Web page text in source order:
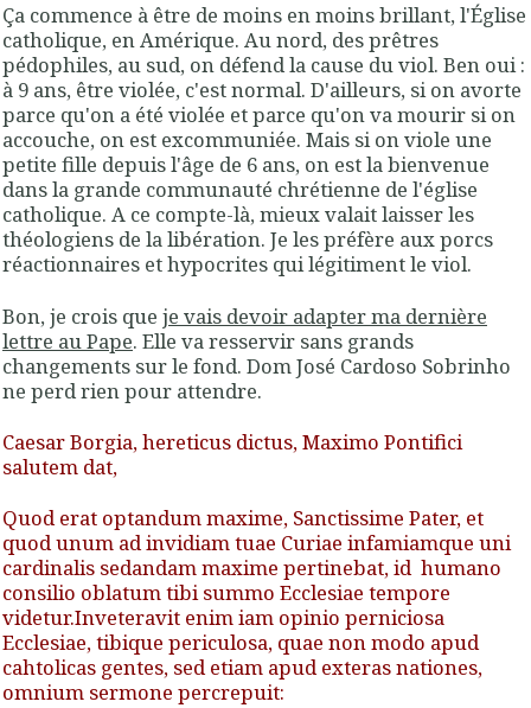
Ça commence à être de moins en moins brillant, l'Église
catholique, en Amérique. Au nord, des prêtres
pédophiles, au sud, on défend la cause du viol. Ben oui :
à 9 ans, être violée, c'est normal. D'ailleurs, si on avorte
parce qu'on a été violée et parce qu'on va mourir si on
accouche, on est excommuniée. Mais si on viole une
petite fille depuis l'âge de 6 ans, on est la bienvenue
dans la grande communauté chrétienne de l'église
catholique. A ce compte-là, mieux valait laisser les
théologiens de la libération. Je les préfère aux porcs
réactionnaires et hypocrites qui légitiment le viol.
Bon, je crois que je vais devoir adapter ma dernière
lettre au Pape. Elle va resservir sans grands
changements sur le fond. Dom José Cardoso Sobrinho
ne perd rien pour attendre.
Caesar Borgia, hereticus dictus, Maximo Pontifici
salutem dat,
Quod erat optandum maxime, Sanctissime Pater, et
quod unum ad invidiam tuae Curiae infamiamque uni
cardinalis sedandam maxime pertinebat, id humano
consilio oblatum tibi summo Ecclesiae tempore
videtur.Inveteravit enim iam opinio perniciosa
Ecclesiae, tibique periculosa, quae non modo apud
cahtolicas gentes, sed etiam apud exteras nationes,
omnium sermone percrepuit: